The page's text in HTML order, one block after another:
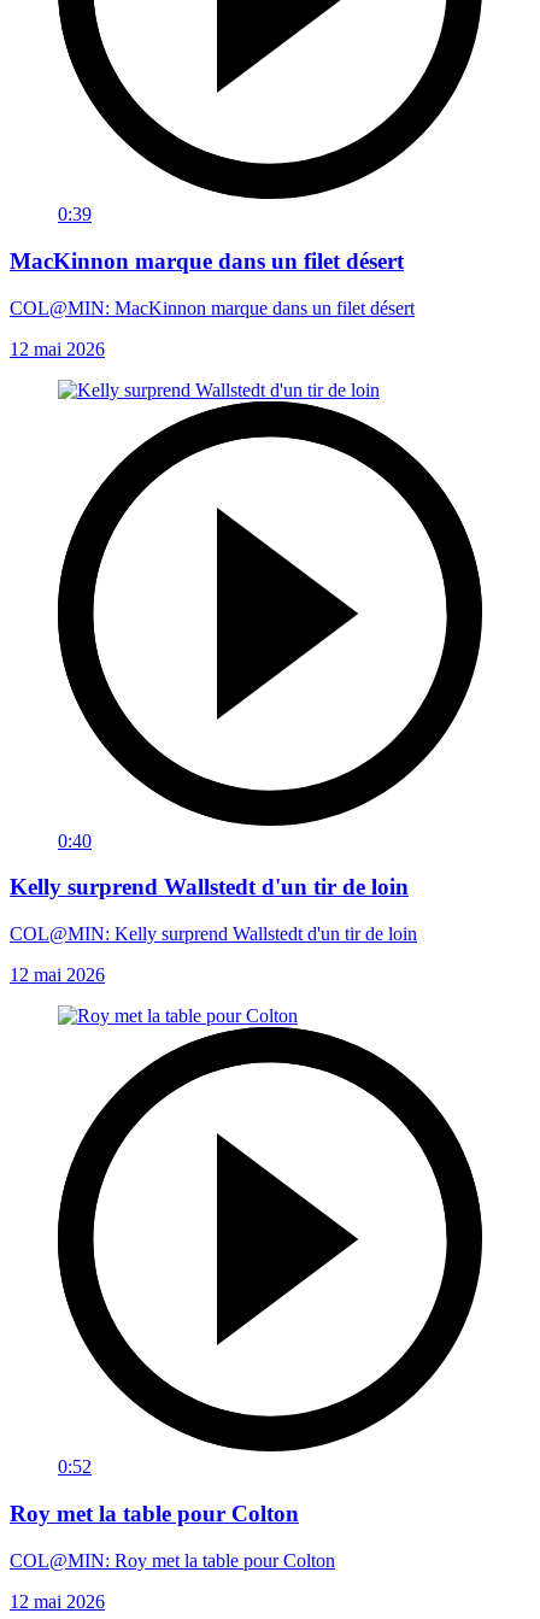
0:39
MacKinnon marque dans un filet désert
COL@MIN: MacKinnon marque dans un filet désert
12 mai 2026
0:40
Kelly surprend Wallstedt d'un tir de loin
COL@MIN: Kelly surprend Wallstedt d'un tir de loin
12 mai 2026
0:52
Roy met la table pour Colton
COL@MIN: Roy met la table pour Colton
12 mai 2026